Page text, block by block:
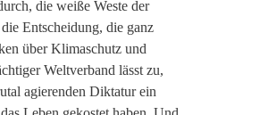
die weiße Weste der
Entscheidung, die ganz
über Klimaschutz und
Weltverband lässt zu,
agierenden Diktatur ein